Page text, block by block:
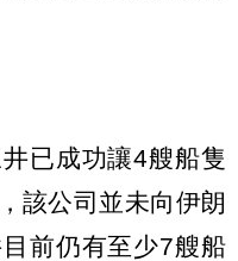
已成功讓4艘船隻
該公司並未向伊朗
前仍有至少7艘船